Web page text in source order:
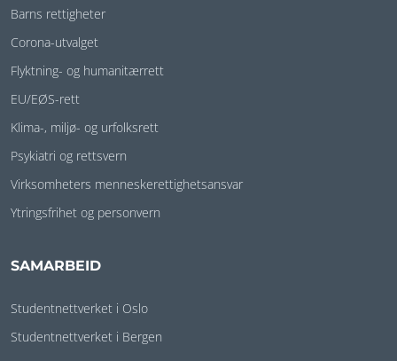
Barns rettigheter
Corona-utvalget
Flyktning- og humanitærrett
EU/EØS-rett
Klima-, miljø- og urfolksrett
Psykiatri og rettsvern
Virksomheters menneskerettighetsansvar
Ytringsfrihet og personvern
SAMARBEID
Studentnettverket i Oslo
Studentnettverket i Bergen